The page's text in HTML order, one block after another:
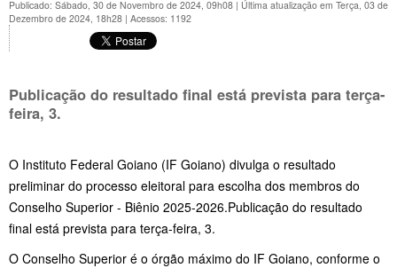
Publicado: Sábado, 30 de Novembro de 2024, 09h08 | Última atualização em Terça, 03 de
Dezembro de 2024, 18h28 | Acessos: 1192
Publicação do resultado final está prevista para terça-
feira, 3.
O Instituto Federal Goiano (IF Goiano) divulga o resultado
preliminar do processo eleitoral para escolha dos membros do
Conselho Superior - Biênio 2025-2026.Publicação do resultado
final está prevista para terça-feira, 3.
O Conselho Superior é o órgão máximo do IF Goiano, conforme o